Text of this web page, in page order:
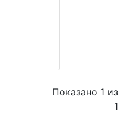
Показано 1 из
1